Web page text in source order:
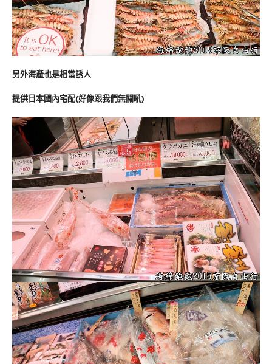
另外海產也是相當誘人
提供日本國內宅配(好像跟我們無關吼)